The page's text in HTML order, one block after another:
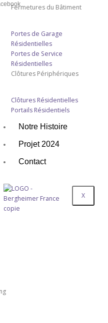
Fermetures du Bâtiment
Portes de Garage
Résidentielles
Portes de Service
Résidentielles
Clôtures Périphériques
Clôtures Résidentielles
Portails Résidentiels
Notre Histoire
Projet 2024
Contact
X